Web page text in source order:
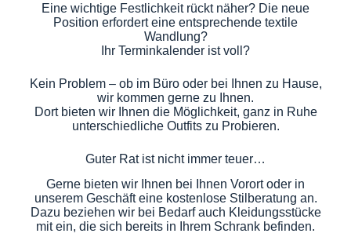
Eine wichtige Festlichkeit rückt näher? Die neue
Position erfordert eine entsprechende textile
Wandlung?
Ihr Terminkalender ist voll?
Kein Problem – ob im Büro oder bei Ihnen zu Hause,
wir kommen gerne zu Ihnen.
Dort bieten wir Ihnen die Möglichkeit, ganz in Ruhe
unterschiedliche Outfits zu Probieren.
Guter Rat ist nicht immer teuer…
Gerne bieten wir Ihnen bei Ihnen Vorort oder in
unserem Geschäft eine kostenlose Stilberatung an.
Dazu beziehen wir bei Bedarf auch Kleidungsstücke
mit ein, die sich bereits in Ihrem Schrank befinden.